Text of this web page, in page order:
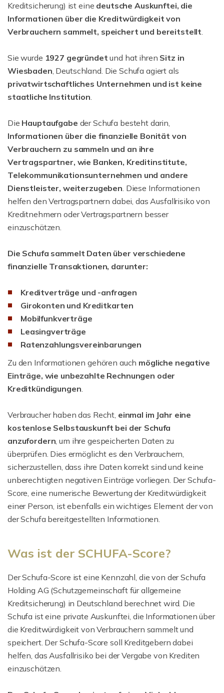
Kreditsicherung) ist eine deutsche Auskunftei, die
Informationen über die Kreditwürdigkeit von
Verbrauchern sammelt, speichert und bereitstellt.
Sie wurde 1927 gegründet und hat ihren Sitz in
Wiesbaden, Deutschland. Die Schufa agiert als
privatwirtschaftliches Unternehmen und ist keine
staatliche Institution.
Die Hauptaufgabe der Schufa besteht darin,
Informationen über die finanzielle Bonität von
Verbrauchern zu sammeln und an ihre
Vertragspartner, wie Banken, Kreditinstitute,
Telekommunikationsunternehmen und andere
Dienstleister, weiterzugeben. Diese Informationen
helfen den Vertragspartnern dabei, das Ausfallrisiko von
Kreditnehmern oder Vertragspartnern besser
einzuschätzen.
Die Schufa sammelt Daten über verschiedene
finanzielle Transaktionen, darunter:
Kreditverträge und -anfragen
Girokonten und Kreditkarten
Mobilfunkverträge
Leasingverträge
Ratenzahlungsvereinbarungen
Zu den Informationen gehören auch mögliche negative
Einträge, wie unbezahlte Rechnungen oder
Kreditkündigungen.
Verbraucher haben das Recht, einmal im Jahr eine
kostenlose Selbstauskunft bei der Schufa
anzufordern, um ihre gespeicherten Daten zu
überprüfen. Dies ermöglicht es den Verbrauchern,
sicherzustellen, dass ihre Daten korrekt sind und keine
unberechtigten negativen Einträge vorliegen. Der Schufa-
Score, eine numerische Bewertung der Kreditwürdigkeit
einer Person, ist ebenfalls ein wichtiges Element der von
der Schufa bereitgestellten Informationen.
Was ist der SCHUFA-Score?
Der Schufa-Score ist eine Kennzahl, die von der Schufa
Holding AG (Schutzgemeinschaft für allgemeine
Kreditsicherung) in Deutschland berechnet wird. Die
Schufa ist eine private Auskunftei, die Informationen über
die Kreditwürdigkeit von Verbrauchern sammelt und
speichert. Der Schufa-Score soll Kreditgebern dabei
helfen, das Ausfallrisiko bei der Vergabe von Krediten
einzuschätzen.